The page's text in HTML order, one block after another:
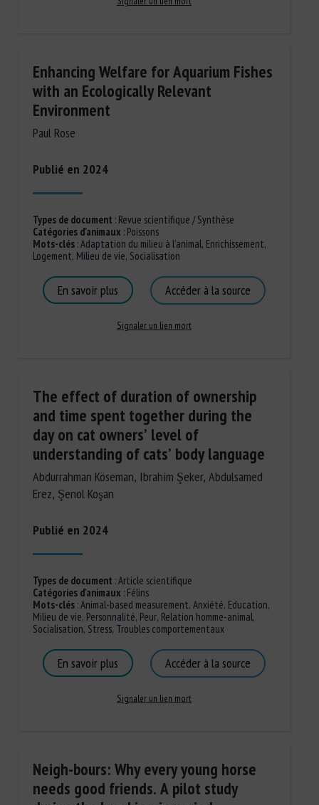
Enhancing Welfare for Aquarium Fishes
with an Ecologically Relevant
Environment
Paul Rose
Publié en 2024
Types de document : Revue scientifique / Synthèse
Catégories d'animaux : Poissons
Mots-clés:Adaptation du milieu à l'animal, Enrichissement,
Logement, Milieu de vie, Socialisation
En savoir plus Accéder à la source
Signaler un lien mort
The effect of duration of ownership
and time spent together during the
day on cat owners’ level of
understanding of cats’ body language
Abdurrahman Köseman, Ibrahim Şeker, Abdulsamed
Erez, Şenol Koşan
Publié en 2024
Types de document :Article scientifique
Catégories d'animaux : Félins
Mots-clés:Animal-based measurement, Anxiété, Education,
Milieu de vie, Personnalité, Peur, Relation homme-animal,
Socialisation, Stress, Troubles comportementaux
En savoir plus Accéder à la source
Signaler un lien mort
Neigh-bours: Why every young horse
needs good friends. A pilot study